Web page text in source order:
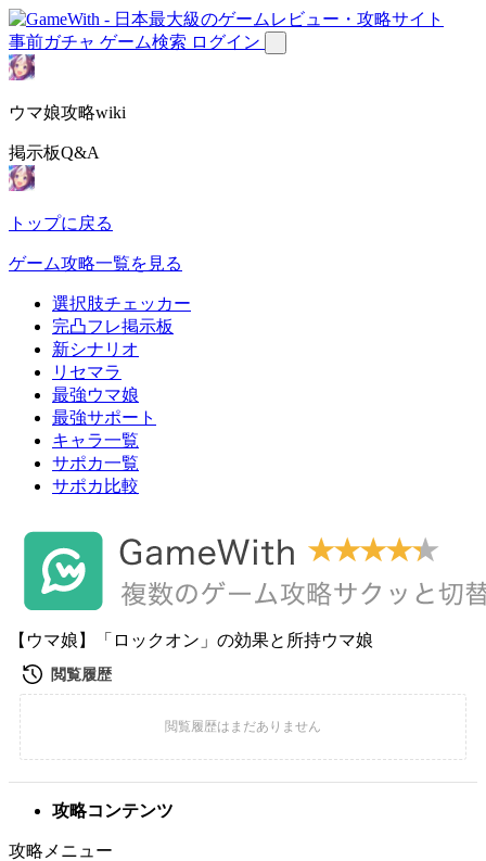
事前ガチャ ゲーム検索 ログイン
ウマ娘攻略wiki
掲示板Q&A
トップに戻る
ゲーム攻略一覧を見る
選択肢チェッカー
完凸フレ掲示板
新シナリオ
リセマラ
最強ウマ娘
最強サポート
キャラ一覧
サポカ一覧
サポカ比較
【ウマ娘】「ロックオン」の効果と所持ウマ娘
攻略コンテンツ
攻略メニュー